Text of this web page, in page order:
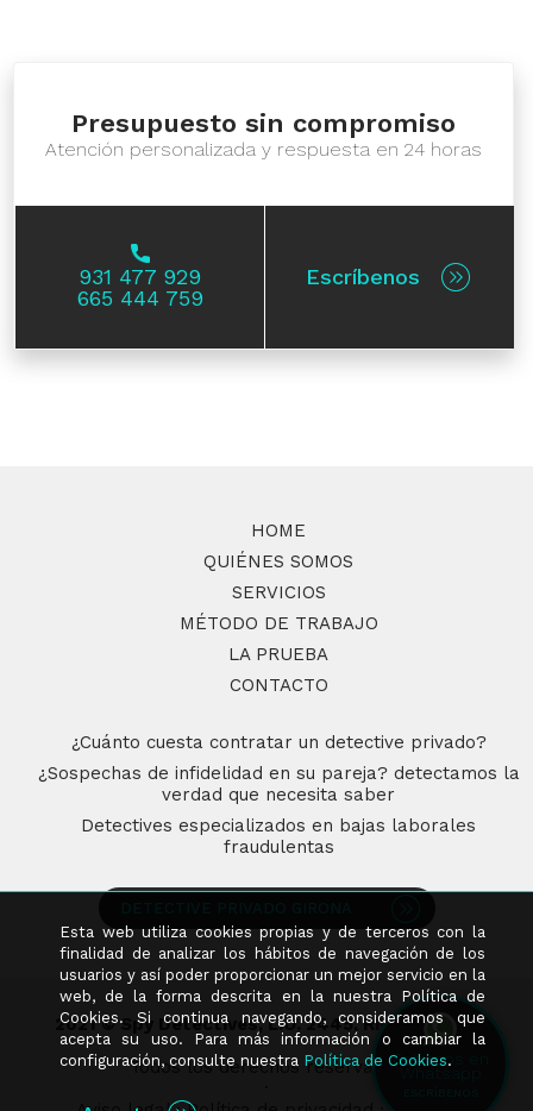
Estamos en
Esta web utiliza cookies propias y de terceros con la
finalidad de analizar los hábitos de navegación de los
usuarios y así poder proporcionar un mejor servicio en la
web, de la forma descrita en la nuestra Política de
Cookies. Si continua navegando, consideramos que
acepta su uso. Para más información o cambiar la
configuración, consulte nuestra Política de Cookies.
Presupuesto sin compromiso
Atención personalizada y respuesta en 24 horas
931 477 929
665 444 759
Escríbenos
HOME
QUIÉNES SOMOS
SERVICIOS
MÉTODO DE TRABAJO
LA PRUEBA
CONTACTO
¿Cuánto cuesta contratar un detective privado?
¿Sospechas de infidelidad en su pareja? detectamos la
verdad que necesita saber
Detectives especializados en bajas laborales
fraudulentas
2021 © Spy Detectives, L.O. 2445, RNSP: 10.632
·
Todos los derechos reservados